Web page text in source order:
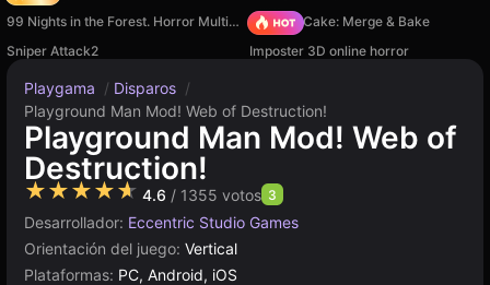
99 Nights in the Forest. Horror Multiplayer
Piece of Cake: Merge & Bake
Sniper Attack2
Imposter 3D online horror
Playgama / Disparos /
Playground Man Mod! Web of Destruction!
Playground Man Mod! Web of
Destruction!
★★★★★ 4.6 / 1355 votos 3
Desarrollador: Eccentric Studio Games
Orientación del juego: Vertical
Plataformas: PC, Android, iOS